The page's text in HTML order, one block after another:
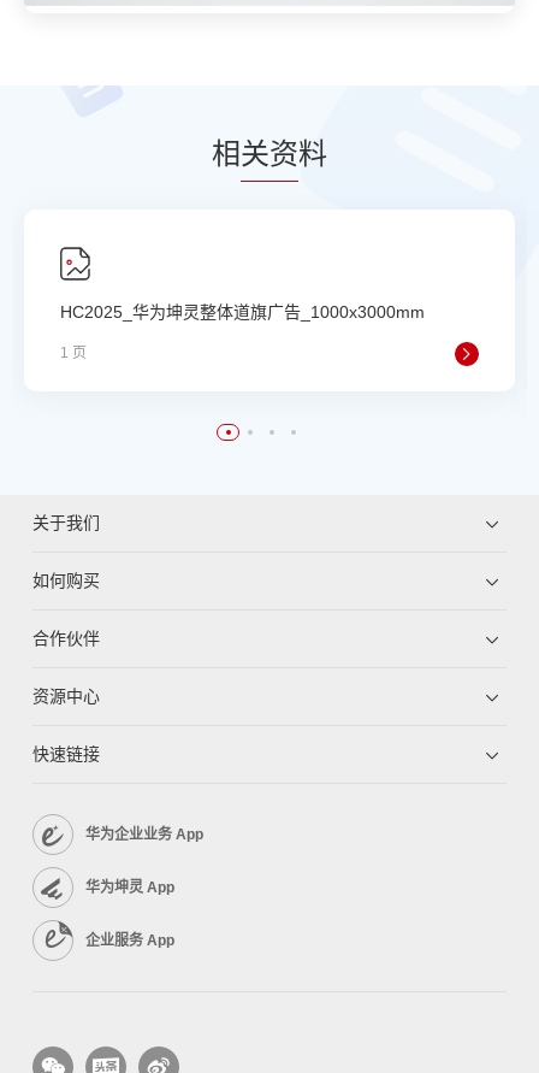
相关资料
HC2025_华为坤灵整体道旗广告_1000x3000mm
1 页
关于我们
如何购买
合作伙伴
资源中心
快速链接
华为企业业务 App
华为坤灵 App
企业服务 App